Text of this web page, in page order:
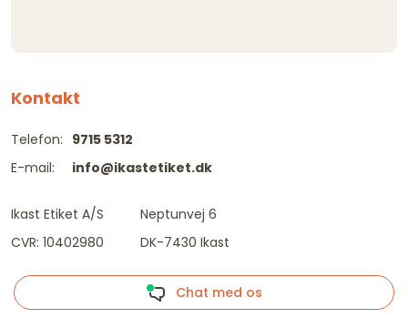
Kontakt
Telefon:
E-mail:
9715 5312
info@ikastetiket.dk
Ikast Etiket A/S
CVR: 10402980
Neptunvej 6
DK-7430 Ikast
Chat med os